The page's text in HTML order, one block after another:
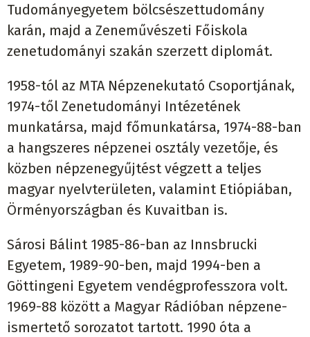
Tudományegyetem bölcsészettudomány
karán, majd a Zeneművészeti Főiskola
zenetudományi szakán szerzett diplomát.
1958-tól az MTA Népzenekutató Csoportjának,
1974-től Zenetudományi Intézetének
munkatársa, majd főmunkatársa, 1974-88-ban
a hangszeres népzenei osztály vezetője, és
közben népzenegyűjtést végzett a teljes
magyar nyelvterületen, valamint Etiópiában,
Örményországban és Kuvaitban is.
Sárosi Bálint 1985-86-ban az Innsbrucki
Egyetem, 1989-90-ben, majd 1994-ben a
Göttingeni Egyetem vendégprofesszora volt.
1969-88 között a Magyar Rádióban népzene-
ismertető sorozatot tartott. 1990 óta a